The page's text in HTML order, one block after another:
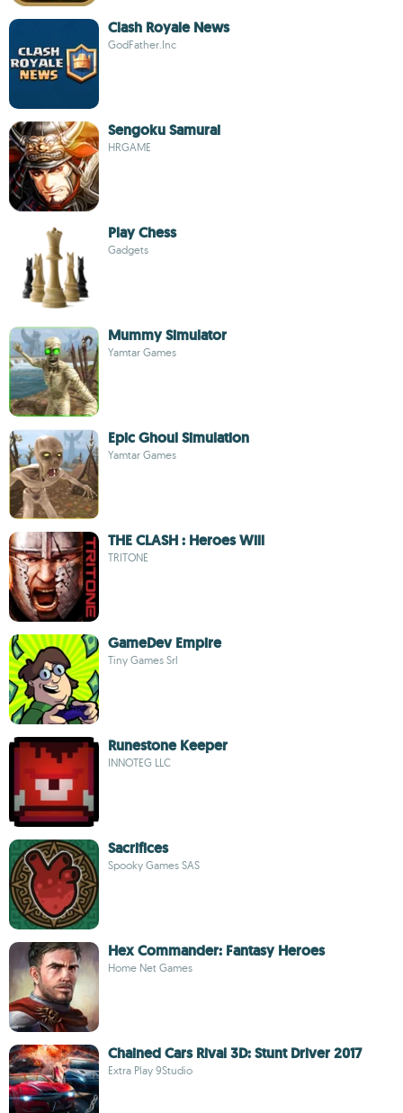
Clash Royale News
GodFather.Inc
Sengoku Samurai
HRGAME
Play Chess
Gadgets
Mummy Simulator
Yamtar Games
Epic Ghoul Simulation
Yamtar Games
THE CLASH : Heroes Will
TRITONE
GameDev Empire
Tiny Games Srl
Runestone Keeper
INNOTEG LLC
Sacrifices
Spooky Games SAS
Hex Commander: Fantasy Heroes
Home Net Games
Chained Cars Rival 3D: Stunt Driver 2017
Extra Play 9Studio